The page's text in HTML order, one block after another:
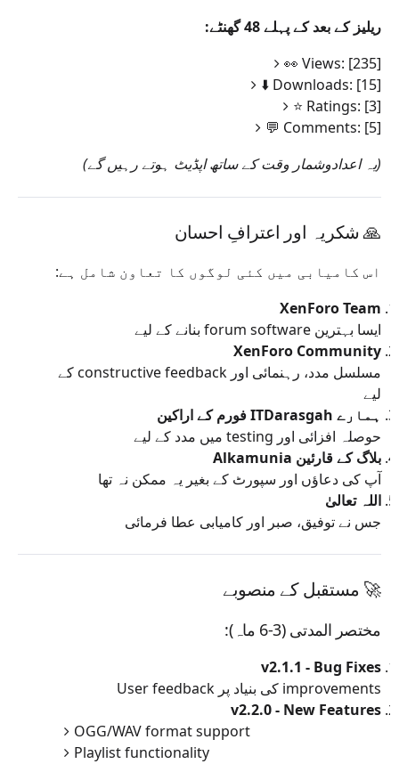
ریلیز کے بعد کے پہلے 48 گھنٹے:
👀 Views: [235]
⬇️ Downloads: [15]
⭐ Ratings: [3]
💬 Comments: [5]
(یہ اعدادوشمار وقت کے ساتھ اپڈیٹ ہوتے رہیں گے)
🙏 شکریہ اور اعترافِ احسان
اس کامیابی میں کئی لوگوں کا تعاون شامل ہے:
XenForo Team
ایسا بہترین forum software بنانے کے لیے
XenForo Community
مسلسل مدد، رہنمائی اور constructive feedback کے
لیے
ہمارے ITDarasgah فورم کے اراکین
حوصلہ افزائی اور testing میں مدد کے لیے
Alkamunia بلاگ کے قارئین
آپ کی دعاؤں اور سپورٹ کے بغیر یہ ممکن نہ تھا
اللہ تعالیٰ
جس نے توفیق، صبر اور کامیابی عطا فرمائی
🚀 مستقبل کے منصوبے
مختصر المدتی (3-6 ماہ):
v2.1.1 - Bug Fixes
User feedback کی بنیاد پر improvements
v2.2.0 - New Features
OGG/WAV format support
Playlist functionality